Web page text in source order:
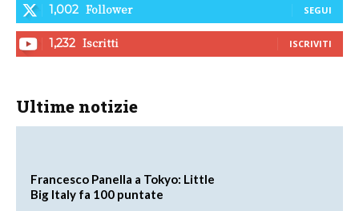
1,002 Follower SEGUI
1,232 Iscritti ISCRIVITI
Ultime notizie
Francesco Panella a Tokyo: Little
Big Italy fa 100 puntate